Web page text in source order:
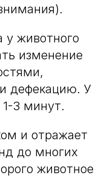
у животного
изменение
дефекацию. У
3 минут.
и отражает
до многих
животное